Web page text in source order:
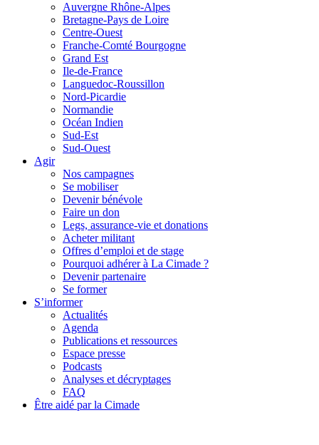
Auvergne Rhône-Alpes
Bretagne-Pays de Loire
Centre-Ouest
Franche-Comté Bourgogne
Grand Est
Ile-de-France
Languedoc-Roussillon
Nord-Picardie
Normandie
Océan Indien
Sud-Est
Sud-Ouest
Agir
Nos campagnes
Se mobiliser
Devenir bénévole
Faire un don
Legs, assurance-vie et donations
Acheter militant
Offres d’emploi et de stage
Pourquoi adhérer à La Cimade ?
Devenir partenaire
Se former
S’informer
Actualités
Agenda
Publications et ressources
Espace presse
Podcasts
Analyses et décryptages
FAQ
Être aidé par la Cimade